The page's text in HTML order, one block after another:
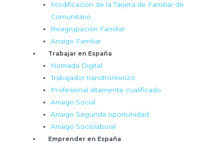
Modificación de la Tarjeta de Familiar de
Comunitario
Reagrupación Familiar
Arraigo Familiar
Trabajar en España
Nómada Digital
Trabajador transfronterizo
Profesional altamente cualificado
Arraigo Social
Arraigo Segunda oportunidad
Arraigo Sociolaboral
Emprender en España